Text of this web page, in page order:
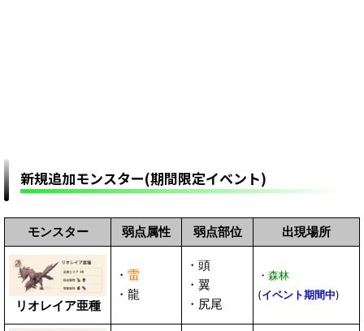
新規追加モンスター(期間限定イベント)
モンスター 弱点属性 弱点部位 出現場所
リオレイア亜種
・ 雷
・龍
・頭
・翼
・尻尾
・ 森林
(イベント期間中)